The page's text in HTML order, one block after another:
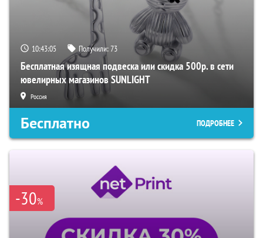
10:43:04 Получили:73
Бесплатная изящная подвеска или скидка 500р. в сети
ювелирных магазинов SUNLIGHT
Россия
Бесплатно ПОДРОБНЕЕ
-30%